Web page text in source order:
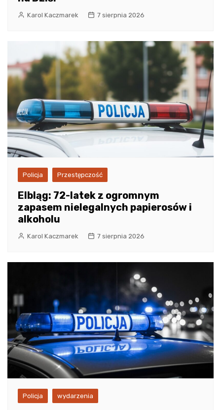
Karol Kaczmarek 7 sierpnia 2026
Policja Przestępczość
Elbląg: 72-latek z ogromnym
zapasem nielegalnych papierosów i
alkoholu
Karol Kaczmarek 7 sierpnia 2026
Policja wydarzenia